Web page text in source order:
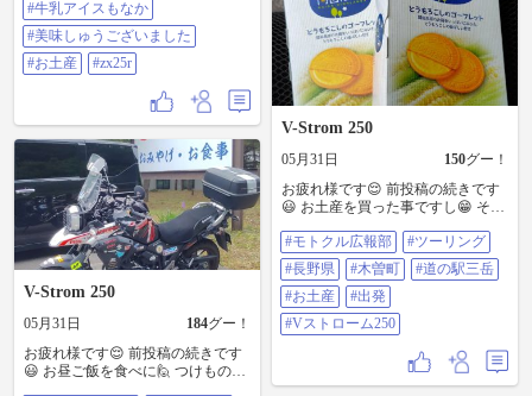
越前町 ＃北前船モニュメント ＃越
前町 ＃道の駅越前 ＃ソースカツ丼
＃牛乳アイスもなか ＃美味しゅう
ございました ＃お土産 ＃zx25r
#牛乳アイスもなか
#美味しゅうございました
#お土産
#zx25r
V-Strom 250
05月31日 184グー！
お疲れ様です😌 前投稿の続きです
😃 お昼ご飯を食べに🙋 つけもの茶
V-Strom 250
05月31日 150グー！
お疲れ様です😌 前投稿の続きです
😃 お土産を買った事ですし😁 そろ
トクル広報部 ＃ツーリング ＃長野
県 ＃木曽町 ＃道の駅三岳 ＃お土産
＃出発 ＃Vストローム250
#モトクル広報部
#ツーリング
#長野県
#木曽町
#道の駅三岳
#お土産
#出発
#Vストローム250